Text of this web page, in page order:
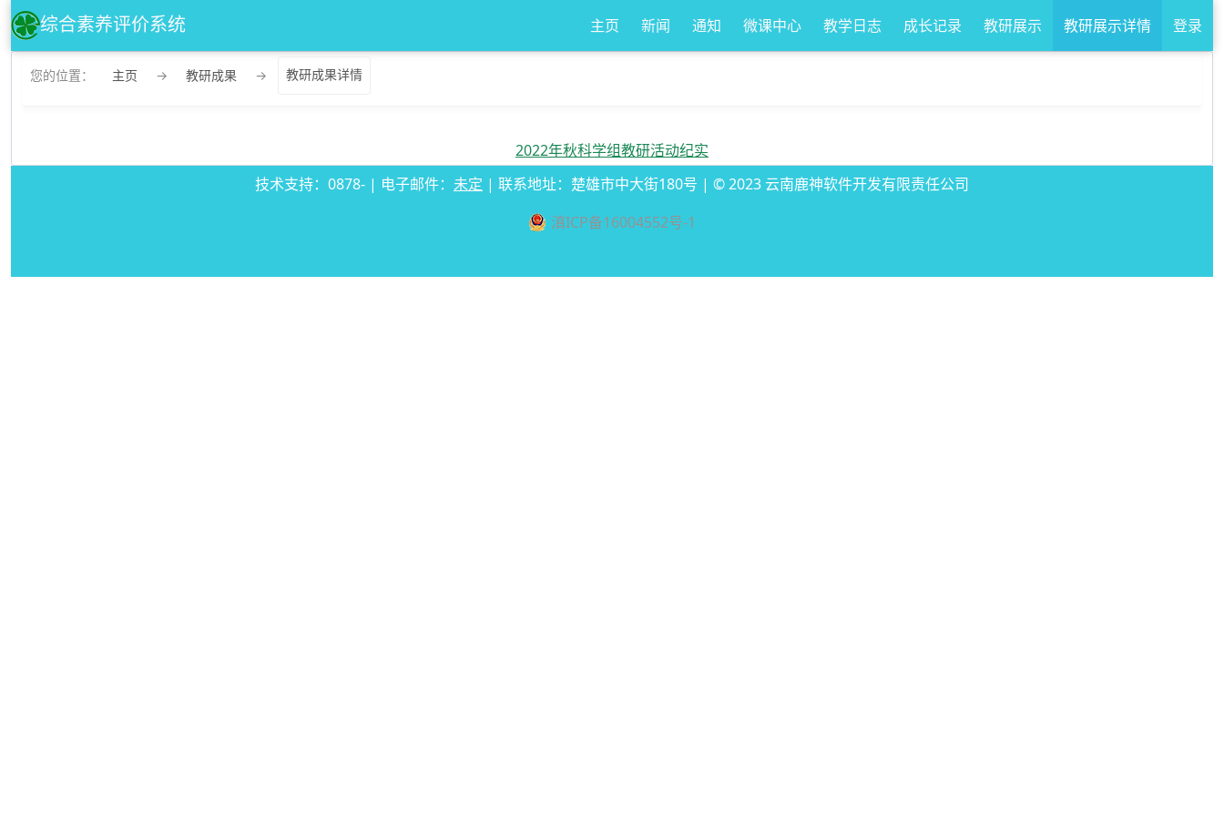
综合素养评价系统 主页 新闻 通知 微课中心 教学日志 成长记录 教研展示 教研展示详情 登录
您的位置： 主页 → 教研成果 → 教研成果详情
2022年秋科学组教研活动纪实
技术支持：0878- | 电子邮件： 未定 | 联系地址：楚雄市中大街180号 | © 2023 云南鹿神软件开发有限责任公司
滇ICP备16004552号-1